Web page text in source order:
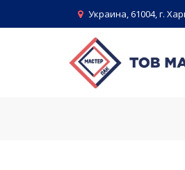
Украина, 61004, г.